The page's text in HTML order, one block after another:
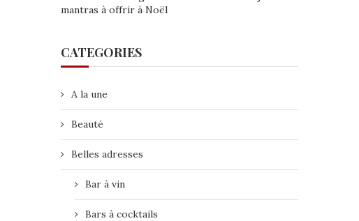
mantras à offrir à Noël
CATEGORIES
A la une
Beauté
Belles adresses
Bar à vin
Bars à cocktails